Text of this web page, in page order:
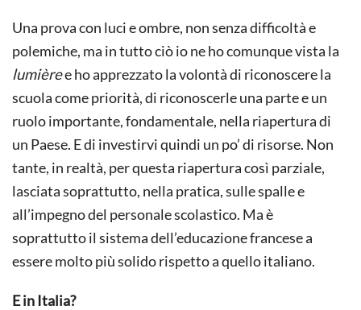
Una prova con luci e ombre, non senza difficoltà e
polemiche, ma in tutto ciò io ne ho comunque vista la
lumièree ho apprezzato la volontà di riconoscere la
scuola come priorità, di riconoscerle una parte e un
ruolo importante, fondamentale, nella riapertura di
un Paese. E di investirvi quindi un po’ di risorse. Non
tante, in realtà, per questa riapertura così parziale,
lasciata soprattutto, nella pratica, sulle spalle e
all’impegno del personale scolastico. Ma è
soprattutto il sistema dell’educazione francese a
essere molto più solido rispetto a quello italiano.
E in Italia?